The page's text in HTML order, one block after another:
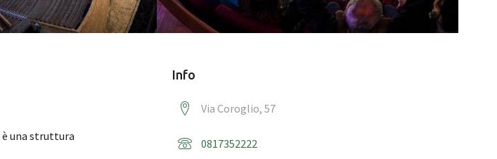
è una struttura
Info
Via Coroglio, 57
0817352222